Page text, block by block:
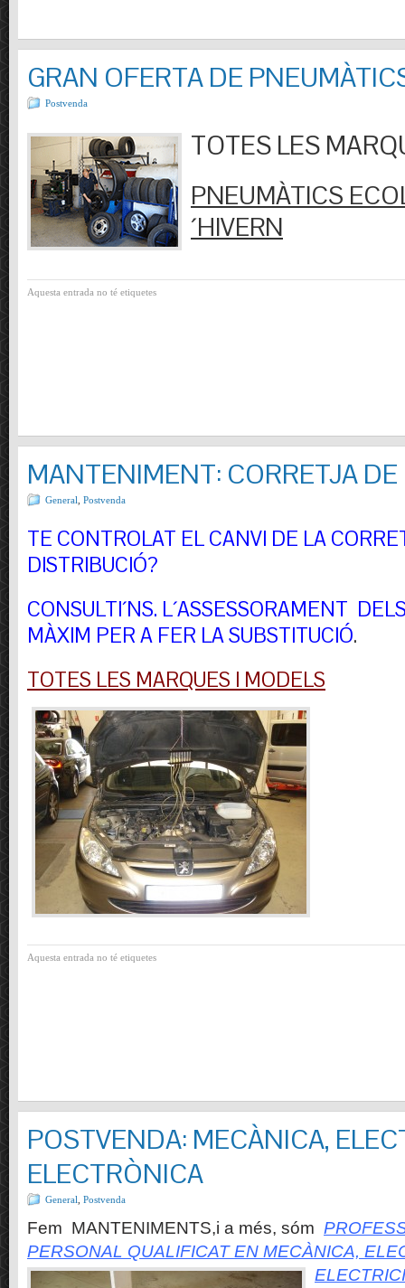
GRAN OFERTA DE
Postvenda
TOTES LES
PNEUMÀTICS
´HIVERN
Aquesta entrada no té etiquetes
MANTENIMENT: CORRETJA
General Postvenda
TE CONTROLAT EL CANVI DE LA
DISTRIBUCIÓ?
CONSULTI´NS. L´ASSESSORAMENT
MÀXIM PER A FER LA SUBSTITUCIÓ.
TOTES LES MARQUES I MODELS
Aquesta entrada no té etiquetes
POSTVENDA: MECÀNICA,
ELECTRÒNICA
General Postvenda
Fem MANTENIMENTS,i a més, sóm
PERSONAL QUALIFICAT EN MECÀNICA,